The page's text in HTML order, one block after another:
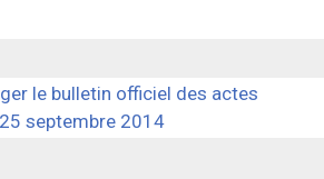
le bulletin officiel des actes
septembre 2014